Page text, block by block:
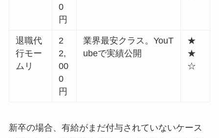
0
円
退職代
行モー
ムリ
2
2,
00
0
円
業界最安クラス。YouT
ubeで実績公開
★
★
☆
新卒の場合、有給がまだ付与されていないケース